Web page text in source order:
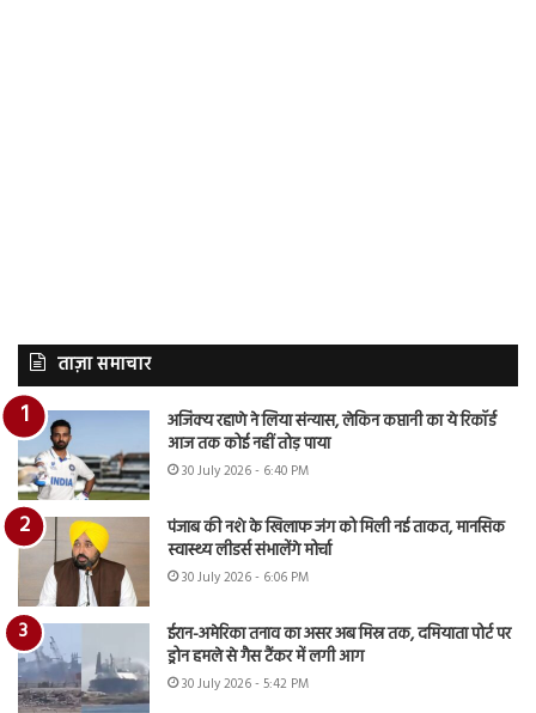
ताज़ा समाचार
अजिंक्य रहाणे ने लिया संन्यास, लेकिन कप्तानी का ये रिकॉर्ड
आज तक कोई नहीं तोड़ पाया
30 July 2026 - 6:40 PM
पंजाब की नशे के खिलाफ जंग को मिली नई ताकत, मानसिक
स्वास्थ्य लीडर्स संभालेंगे मोर्चा
30 July 2026 - 6:06 PM
ईरान-अमेरिका तनाव का असर अब मिस्र तक, दमियाता पोर्ट पर
ड्रोन हमले से गैस टैंकर में लगी आग
30 July 2026 - 5:42 PM